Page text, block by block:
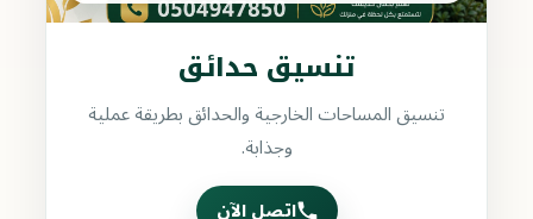
تنسيق حدائق
تنسيق المساحات الخارجية والحدائق بطريقة عملية
وجذابة.
اتصل الآن